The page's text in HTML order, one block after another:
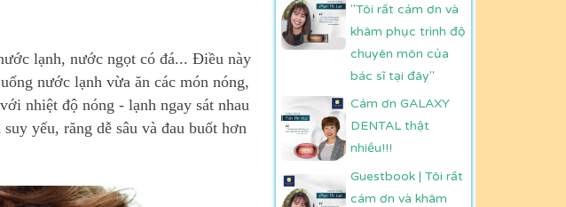
lạnh, nước ngọt có đá... Điều này
nước lạnh vừa ăn các món nóng,
nhiệt độ nóng - lạnh ngay sát nhau
yếu, răng dễ sâu và đau buốt hơn
"Tôi rất cám ơn và
khâm phục trình độ
chuyên môn của
bác sĩ tại đây"
Cám ơn GALAXY
DENTAL thật
nhiều!!!
Guestbook | Tôi rất
cám ơn và khâm